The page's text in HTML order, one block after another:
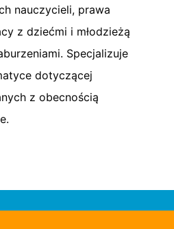
nauczycieli, prawa
z dziećmi i młodzieżą
Specjalizuje
dotyczącej
z obecnością